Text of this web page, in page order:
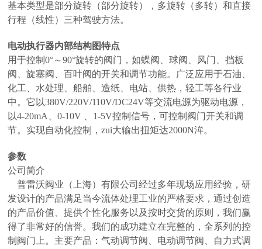
基本类型是部分旋转（部分旋转），多旋转（多转）和直接
行程（线性）三种驾驶方法。
电动执行器内部结构图特点
用于控制0°～90°旋转的阀门，如蝶阀、球阀、风门、挡板
阀、旋塞阀、百叶阀的开关和调节功能。广泛应用于石油、
化工、水处理、船舶、造纸、电站、供热，轻工等各行业
中。它以380V/220V/110V/DC24V等交流电源为驱动电源，
以4-20mA、0-10V 、1-5V控制信号，可控制阀门开关和调
节。实现自动化控制，zui大输出扭矩达2000N洠。
参数
公司简介
普雷沃阀业（上海）有限公司经过多年现场应用经验，研
发设计的产品满足当今流体处理工业的严格要求，通过创造
的产品价值、提供个性化服务以及按时交货的原则，我们赢
得了非常好的信誉。我们的成功建立在完整的，全系列的控
制阀门上。主要产品：气动调节阀、电动调节阀、自力式调